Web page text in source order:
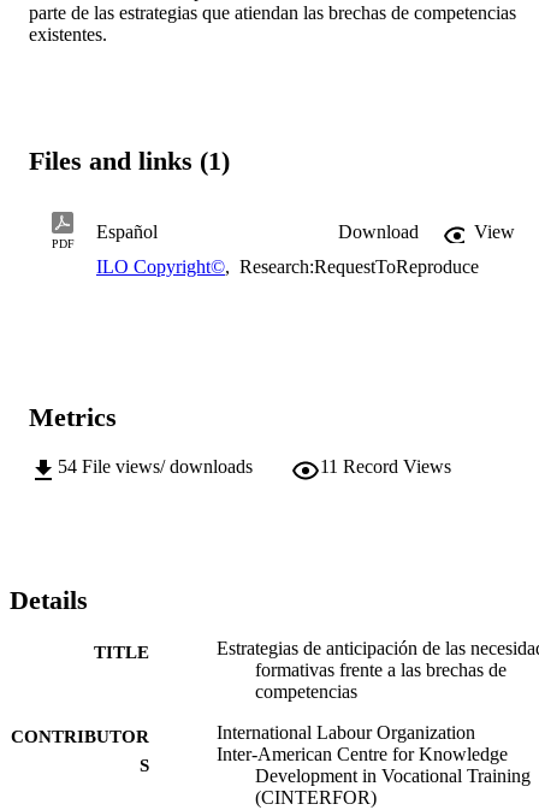
parte de las estrategias que atiendan las brechas de competencias
existentes.
Files and links (1)
PDF
Español Download
View
ILO Copyright©, Research:RequestToReproduce
Metrics
54 File views/ downloads 11 Record Views
Details
TITLE
Estrategias de anticipación de las
formativas frente a las brechas de
competencias
CONTRIBUTOR
S
International Labour Organization
Inter-American Centre for Knowledge
Development in Vocational Training
(CINTERFOR)